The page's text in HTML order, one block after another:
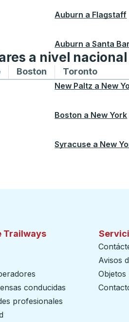
Auburn a Flagstaff
Auburn a Santa
a nivel nacional
York
y desde Montreal
hacia y desde
Rutas de autobuses hacia y
Boston Rutas de
TorontoRutas
New Paltz a New
Boston a New York
Syracuse a New
Trailways
conducidas
profesionales
Avisos
Objetos